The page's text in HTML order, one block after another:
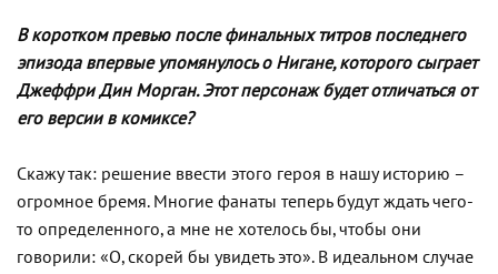
В коротком превью после финальных титров последнего
эпизода впервые упомянулось о Нигане, которого сыграет
Джеффри Дин Морган. Этот персонаж будет отличаться от
его версии в комиксе?
Скажу так: решение ввести этого героя в нашу историю –
огромное бремя. Многие фанаты теперь будут ждать чего-
то определенного, а мне не хотелось бы, чтобы они
говорили: «О, скорей бы увидеть это». В идеальном случае